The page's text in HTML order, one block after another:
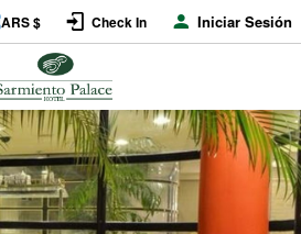
ARS $ Check In Iniciar Sesión